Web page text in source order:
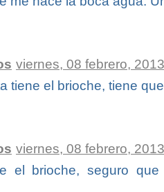
viernes, 08 febrero, 2013
tiene el brioche, tiene
viernes, 08 febrero, 2013
el brioche, seguro